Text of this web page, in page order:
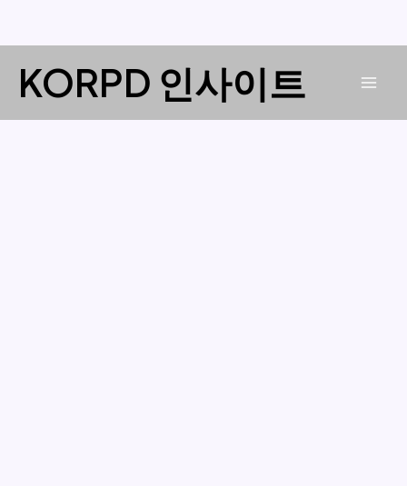
KORPD 인사이트